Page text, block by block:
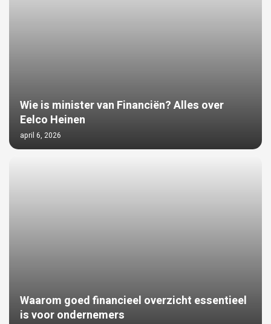
Wie is minister van Financiën? Alles over
Eelco Heinen
april 6, 2026
Waarom goed financieel overzicht essentieel
is voor ondernemers